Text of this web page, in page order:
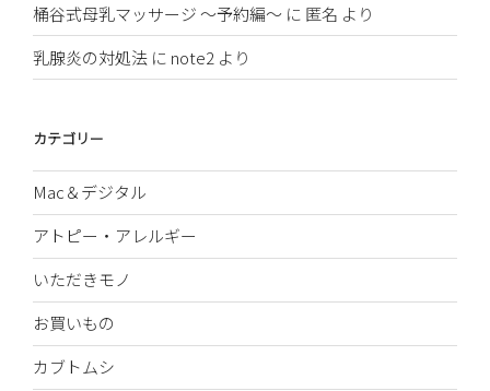
桶谷式母乳マッサージ 〜予約編〜 に 匿名 より
乳腺炎の対処法 に note2 より
カテゴリー
Mac＆デジタル
アトピー・アレルギー
いただきモノ
お買いもの
カブトムシ